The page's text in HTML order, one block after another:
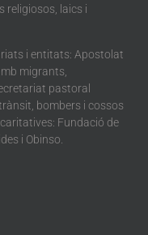
religiosos, laics i
i entitats: Apostolat
migrants,
pastoral
bombers i cossos
Fundació de
i Obinso.